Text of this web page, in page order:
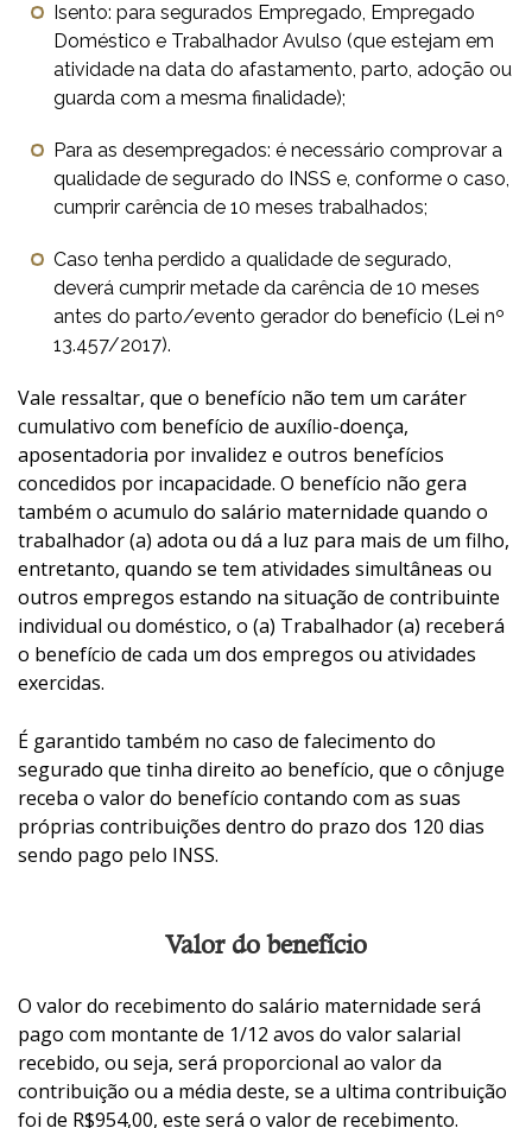
Isento: para segurados Empregado, Empregado
Doméstico e Trabalhador Avulso (que estejam em
atividade na data do afastamento, parto, adoção ou
guarda com a mesma finalidade);
Para as desempregados: é necessário comprovar a
qualidade de segurado do INSS e, conforme o caso,
cumprir carência de 10 meses trabalhados;
Caso tenha perdido a qualidade de segurado,
deverá cumprir metade da carência de 10 meses
antes do parto/evento gerador do benefício (Lei nº
13.457/2017).
Vale ressaltar, que o benefício não tem um caráter
cumulativo com benefício de auxílio-doença,
aposentadoria por invalidez e outros benefícios
concedidos por incapacidade. O benefício não gera
também o acumulo do salário maternidade quando o
trabalhador (a) adota ou dá a luz para mais de um filho,
entretanto, quando se tem atividades simultâneas ou
outros empregos estando na situação de contribuinte
individual ou doméstico, o (a) Trabalhador (a) receberá
o benefício de cada um dos empregos ou atividades
exercidas.
É garantido também no caso de falecimento do
segurado que tinha direito ao benefício, que o cônjuge
receba o valor do benefício contando com as suas
próprias contribuições dentro do prazo dos 120 dias
sendo pago pelo INSS.
Valor do benefício
O valor do recebimento do salário maternidade será
pago com montante de 1/12 avos do valor salarial
recebido, ou seja, será proporcional ao valor da
contribuição ou a média deste, se a ultima contribuição
foi de R$954,00, este será o valor de recebimento.